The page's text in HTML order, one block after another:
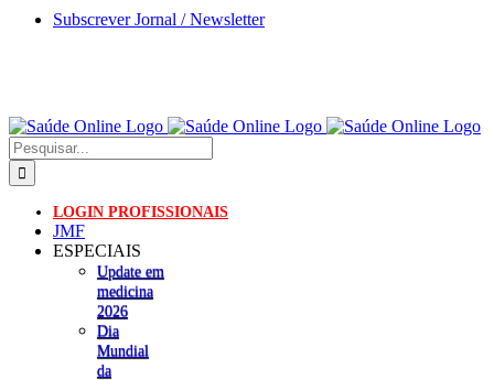
Skip
Subscrever Jornal / Newsletter
Pesquisar
LOGIN PROFISSIONAIS
JMF
ESPECIAIS
Update em
medicina
2026
Dia
Mundial
da